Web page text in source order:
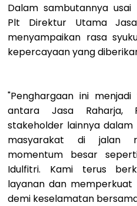
Dalam sambutannya
Plt Direktur Utama
menyampaikan rasa
kepercayaan yang
"Penghargaan ini
antara Jasa Raharja,
stakeholder lainnya
masyarakat di jalan
momentum besar
Idulfitri. Kami terus
layanan dan memperkuat
demi keselamatan